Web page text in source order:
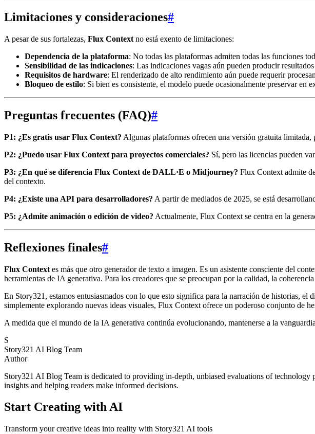
Limitaciones y consideraciones#
A pesar de sus fortalezas, Flux Context no está exento de limitaciones:
Dependencia de la plataforma: No todas las plataformas admiten todas las funciones
Sensibilidad de las indicaciones: Las indicaciones vagas aún pueden producir
Requisitos de hardware: El renderizado de alto rendimiento aún puede requerir
Bloqueo de estilo: Si bien es consistente, el modelo puede ocasionalmente preservar en
Preguntas frecuentes (FAQ)#
P1: ¿Es gratis usar Flux Context? Algunas plataformas ofrecen una versión gratuita
P2: ¿Puedo usar Flux Context para proyectos comerciales? Sí, pero las licencias pueden
P3: ¿En qué se diferencia Flux Context de DALL·E o Midjourney? Flux Context admite
del contexto.
P4: ¿Existe una API para desarrolladores? A partir de mediados de 2025, se está
P5: ¿Admite animación o edición de video? Actualmente, Flux Context se centra en la
Reflexiones finales#
Flux Context es más que otro generador de texto a imagen. Es un asistente consciente del
herramientas de IA generativa. Para los creadores que se preocupan por la calidad, la
En Story321, estamos entusiasmados con lo que esto significa para la narración de historias,
simplemente explorando nuevas ideas visuales, Flux Context ofrece un poderoso conjunto de
A medida que el mundo de la IA generativa continúa evolucionando, mantenerse a la
S
Story321 AI Blog Team
Author
Story321 AI Blog Team is dedicated to providing in-depth, unbiased evaluations of
insights and helping readers make informed decisions.
Start Creating with AI
Transform your creative ideas into reality with Story321 AI tools